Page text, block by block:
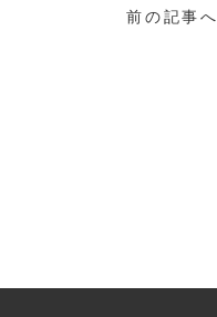
前の記事へ